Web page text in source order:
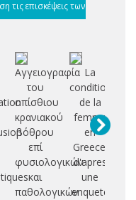
τις επισκέψεις των
Αγγειογραφία
του
οπίσθιου
κρανιακού
βόθρου
επί
φυσιολογικών
και
παθολογικών
La
condition
de la
femme
en
Greece:
d'apres
une
enquete